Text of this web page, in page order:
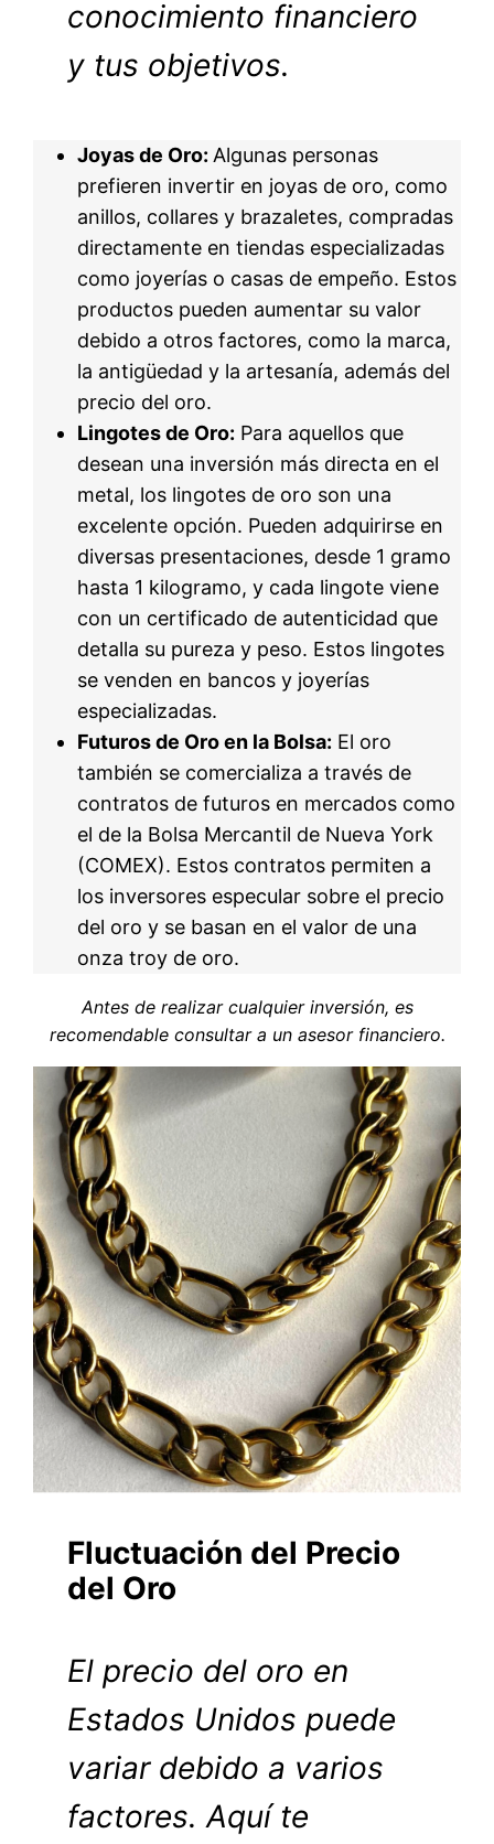
conocimiento financiero
y tus objetivos.
Joyas de Oro:Algunas personas
prefieren invertir en joyas de oro, como
anillos, collares y brazaletes, compradas
directamente en tiendas especializadas
como joyerías o casas de empeño. Estos
productos pueden aumentar su valor
debido a otros factores, como la marca,
la antigüedad y la artesanía, además del
precio del oro.
Lingotes de Oro: Para aquellos que
desean una inversión más directa en el
metal, los lingotes de oro son una
excelente opción. Pueden adquirirse en
diversas presentaciones, desde 1 gramo
hasta 1 kilogramo, y cada lingote viene
con un certificado de autenticidad que
detalla su pureza y peso. Estos lingotes
se venden en bancos y joyerías
especializadas.
Futuros de Oro en la Bolsa: El oro
también se comercializa a través de
contratos de futuros en mercados como
el de la Bolsa Mercantil de Nueva York
(COMEX). Estos contratos permiten a
los inversores especular sobre el precio
del oro y se basan en el valor de una
onza troy de oro.
Antes de realizar cualquier inversión, es
recomendable consultar a un asesor financiero.
Fluctuación del Precio
del Oro
El precio del oro en
Estados Unidos puede
variar debido a varios
factores. Aquí te